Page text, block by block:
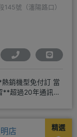
145號（瀋陽路口）
銷機型免付訂 當
**超過20年通訊經
精選
店